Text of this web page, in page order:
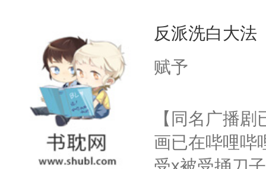
小白莲：“嘤
胡说，我没碰
不愧是大佬
悉，嗷？这不
可以先看仙帝
人，最终坐上
用见人，因为
言神龙见首不
名蛇蛇，跟
不知道，那小
头，魔尊墨宴
反派洗白大法
赋予
【同名广播
画已在哔哩哔